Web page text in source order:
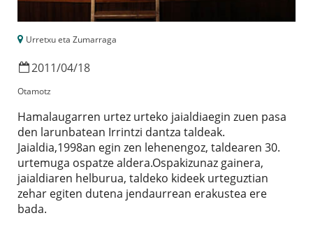
Urretxu eta Zumarraga
2011/04/18
Otamotz
Hamalaugarren urtez urteko jaialdiaegin zuen pasa
den larunbatean Irrintzi dantza taldeak.
Jaialdia,1998an egin zen lehenengoz, taldearen 30.
urtemuga ospatze aldera.Ospakizunaz gainera,
jaialdiaren helburua, taldeko kideek urteguztian
zehar egiten dutena jendaurrean erakustea ere
bada.